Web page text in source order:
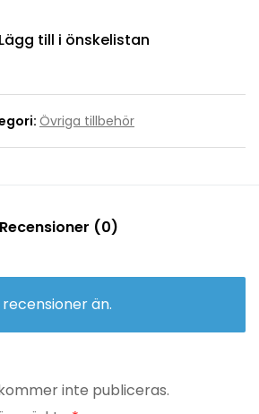
Lägg till i önskelistan
Övriga tillbehör
Recensioner (0)
än.
inte publiceras.